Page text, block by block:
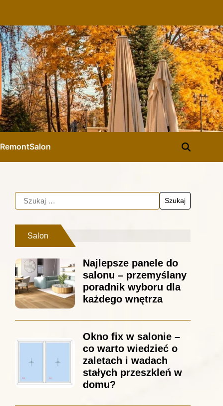
RemontSalon
Salon
Najlepsze panele do
salonu – przemyślany
poradnik wyboru dla
każdego wnętrza
Okno fix w salonie –
co warto wiedzieć o
zaletach i wadach
stałych przeszkleń w
domu?